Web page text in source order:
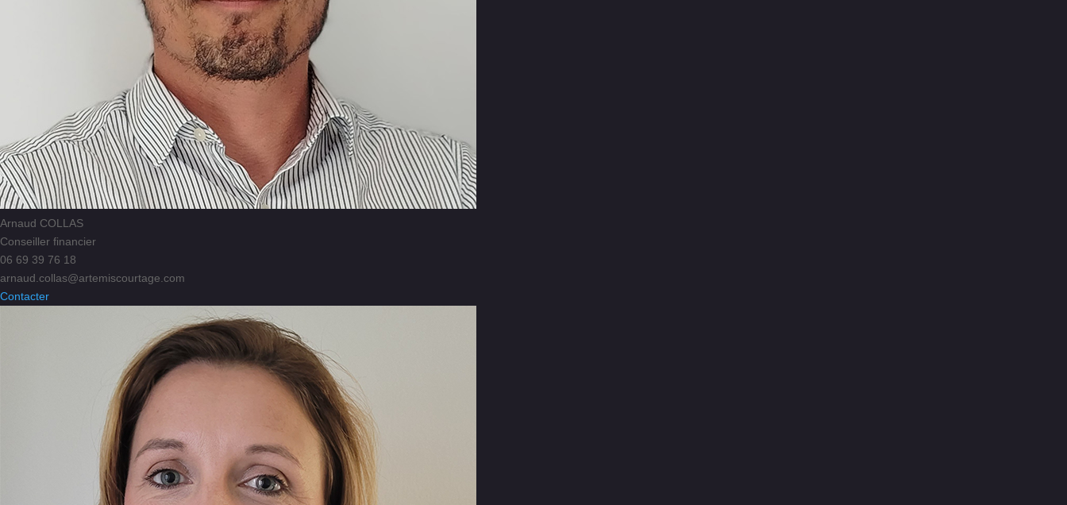
Arnaud COLLAS
Conseiller financier
06 69 39 76 18
arnaud.collas@artemiscourtage.com
Contacter